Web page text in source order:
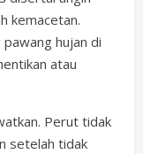
kemacetan.
hujan di
atau
Perut tidak
setelah tidak